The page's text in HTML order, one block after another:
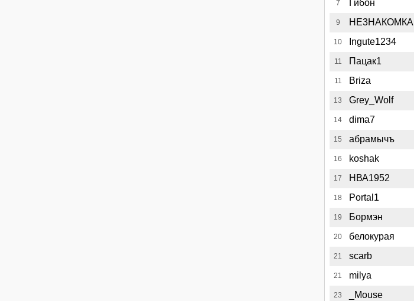
7 Гибон
9 НЕ3НАКОМКА
10 Ingute1234
11 Пацак1
11 Briza
13 Grey_Wolf
14 dima7
15 абрамычъ
16 koshak
17 НВА1952
18 Portal1
19 Бормэн
20 белокурая
21 scarb
21 milya
23 _Mouse